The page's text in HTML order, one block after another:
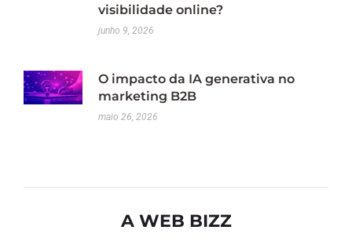
visibilidade online?
junho 9, 2026
O impacto da IA generativa no
marketing B2B
maio 26, 2026
A WEB BIZZ